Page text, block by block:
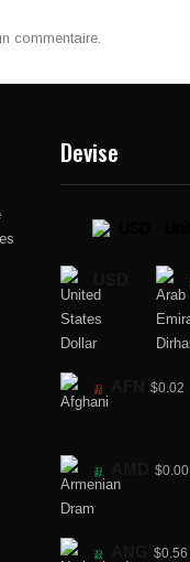
commentaire.
Devise
$0.02
$0.00
$0.56